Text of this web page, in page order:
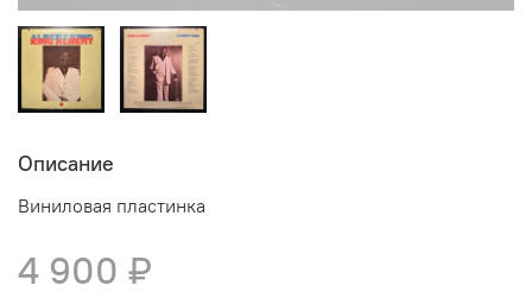
Описание
Виниловая пластинка
4 900 ₽